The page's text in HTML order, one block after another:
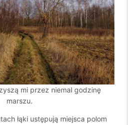
mi przez niemal godzinę
marszu.
łąki ustępują miejsca polom